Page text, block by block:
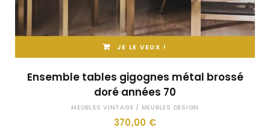
JE LE VEUX !
Ensemble tables gigognes métal brossé
doré années 70
MEUBLES VINTAGE / MEUBLES DESIGN
370,00 €